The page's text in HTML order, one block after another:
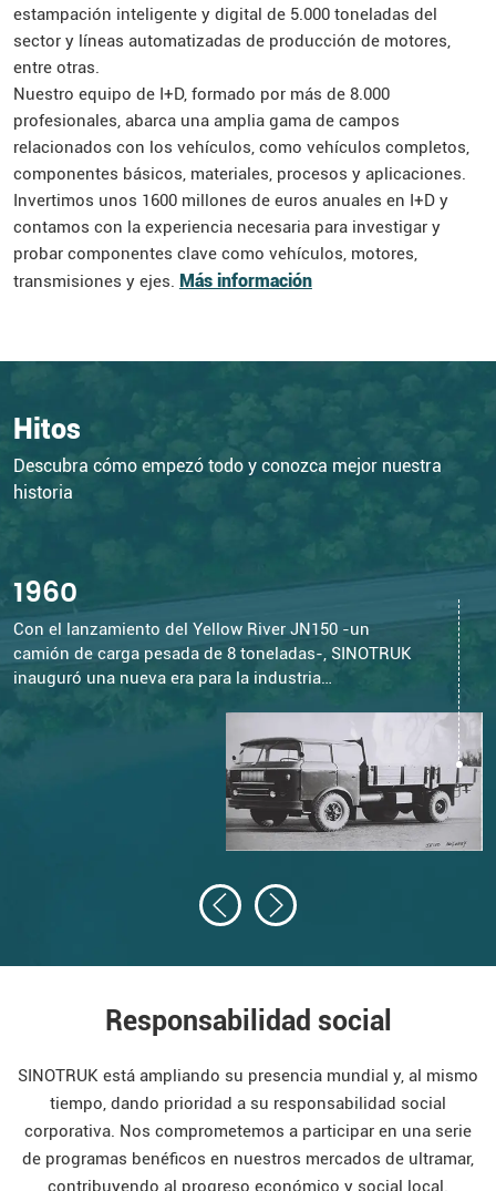
estampación inteligente y digital de 5.000 toneladas del
sector y líneas automatizadas de producción de motores,
entre otras.
Nuestro equipo de I+D, formado por más de 8.000
profesionales, abarca una amplia gama de campos
relacionados con los vehículos, como vehículos completos,
componentes básicos, materiales, procesos y aplicaciones.
Invertimos unos 1600 millones de euros anuales en I+D y
contamos con la experiencia necesaria para investigar y
probar componentes clave como vehículos, motores,
transmisiones y ejes. Más información
Hitos
Descubra cómo empezó todo y conozca mejor nuestra
historia
1960
Con el lanzamiento del Yellow River JN150 -un
camión de carga pesada de 8 toneladas-, SINOTRUK
inauguró una nueva era para la industria
Responsabilidad social
SINOTRUK está ampliando su presencia mundial y, al mismo
tiempo, dando prioridad a su responsabilidad social
corporativa. Nos comprometemos a participar en una serie
de programas benéficos en nuestros mercados de ultramar,
contribuyendo al progreso económico y social local.